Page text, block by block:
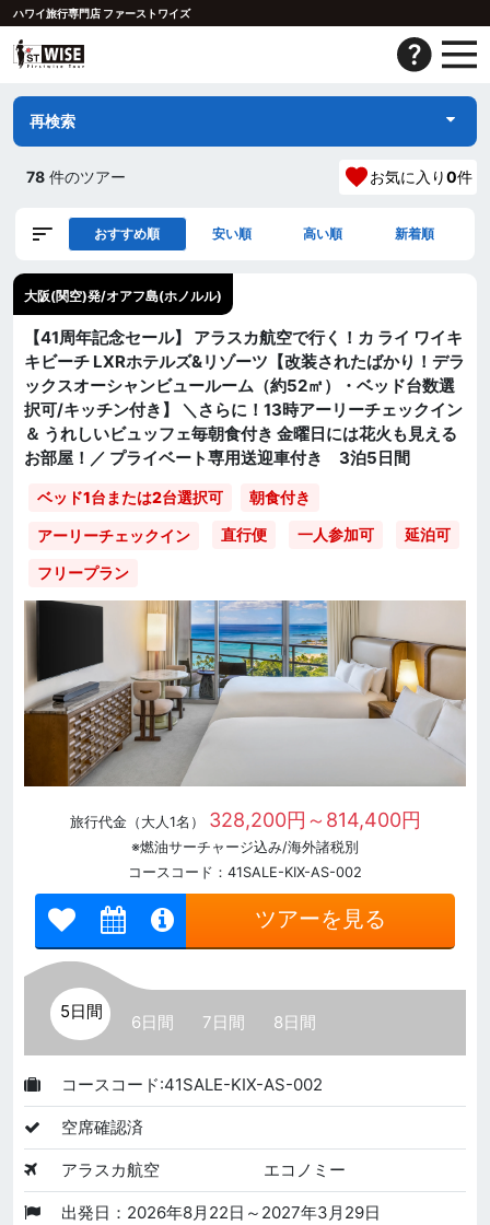
ハワイ旅行専門店 ファーストワイズ
再検索
78 件のツアー お気に入り0件
おすすめ順 安い順 高い順 新着順
大阪(関空)発/オアフ島(ホノルル)
【41周年記念セール】 アラスカ航空で行く！カ ライ ワイキ
キビーチ LXRホテルズ&リゾーツ【改装されたばかり！デラ
ックスオーシャンビュールーム（約52㎡）・ベッド台数選
択可/キッチン付き】 ＼さらに！13時アーリーチェックイン
＆ うれしいビュッフェ毎朝食付き 金曜日には花火も見える
お部屋！／ プライベート専用送迎車付き 3泊5日間
ベッド1台または2台選択可 朝食付き
アーリーチェックイン 直行便 一人参加可 延泊可
フリープラン
旅行代金（大人1名） 328,200円～814,400円
※燃油サーチャージ込み/海外諸税別
コースコード：41SALE-KIX-AS-002
ツアーを見る
5日間
6日間 7日間 8日間
コースコード:41SALE-KIX-AS-002
空席確認済
アラスカ航空 エコノミー
出発日：2026年8月22日～2027年3月29日